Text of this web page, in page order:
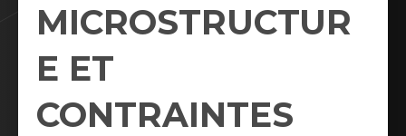
MICROSTRUCTUR
E ET
CONTRAINTES